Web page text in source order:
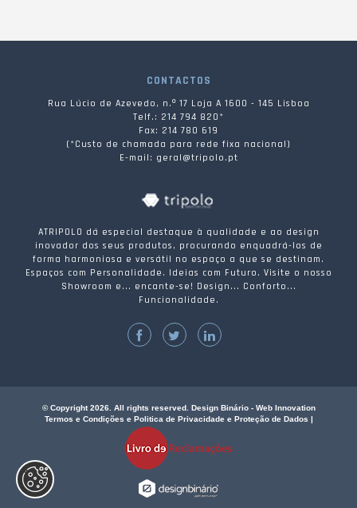
CONTACTOS
Rua Lúcio de Azevedo, n.º 17 Loja A 1600 - 145 Lisboa
Telf.: 214 794 820*
Fax: 214 780 619
(*Custo de chamada para rede fixa nacional)
E-mail: geral@tripolo.pt
ATRIPOLO dá especial destaque à qualidade e ao design
inovador dos seus produtos, procurando enquadrá-los de
forma harmoniosa e versátil no espaço a que se destinam.
Espaços com Personalidade. Ideias com Futuro. Visite o nosso
Showroom e... encante-se! Design... Conforto...
Funcionalidade.
© Copyright 2026. All rights reserved. Design Binário - Web Innovation
Termos e Condições e Politica de Privacidade e Proteção de Dados |